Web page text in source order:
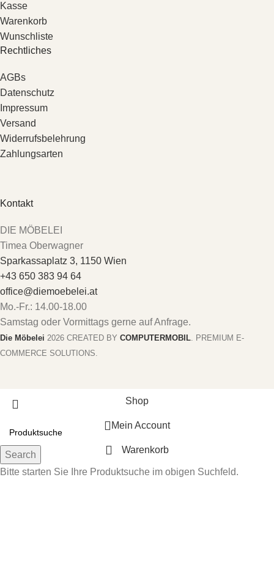
Kasse
Warenkorb
Wunschliste
Rechtliches
AGBs
Datenschutz
Impressum
Versand
Widerrufsbelehrung
Zahlungsarten
Kontakt
DIE MÖBELEI
Timea Oberwagner
Sparkassaplatz 3, 1150 Wien
+43 650 383 94 64
office@diemoebelei.at
Mo.-Fr.: 14.00-18.00
Samstag oder Vormittags gerne auf Anfrage.
Die Möbelei 2026 CREATED BY COMPUTERMOBIL. PREMIUM E-
COMMERCE SOLUTIONS.
Search
Bitte starten Sie Ihre Produktsuche im obigen Suchfeld.
Shop
Mein Account
Warenkorb